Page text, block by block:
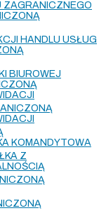
ZAGRANICZNEGO
HANDLU USŁUG
BIUROWEJ
KOMANDYTOWA
Z